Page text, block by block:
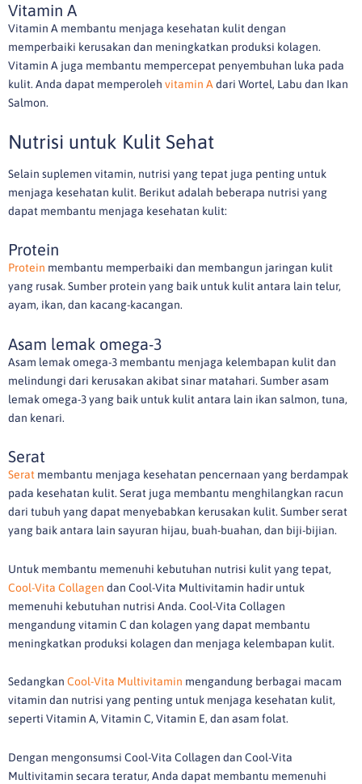
Vitamin A
Vitamin A membantu menjaga kesehatan kulit dengan
memperbaiki kerusakan dan meningkatkan produksi kolagen.
Vitamin A juga membantu mempercepat penyembuhan luka pada
kulit. Anda dapat memperoleh vitamin Adari Wortel, Labu dan Ikan
Salmon.
Nutrisi untuk Kulit Sehat
Selain suplemen vitamin, nutrisi yang tepat juga penting untuk
menjaga kesehatan kulit. Berikut adalah beberapa nutrisi yang
dapat membantu menjaga kesehatan kulit:
Protein
Protein membantu memperbaiki dan membangun jaringan kulit
yang rusak. Sumber protein yang baik untuk kulit antara lain telur,
ayam, ikan, dan kacang-kacangan.
Asam lemak omega-3
Asam lemak omega-3 membantu menjaga kelembapan kulit dan
melindungi dari kerusakan akibat sinar matahari. Sumber asam
lemak omega-3 yang baik untuk kulit antara lain ikan salmon, tuna,
dan kenari.
Serat
Serat membantu menjaga kesehatan pencernaan yang berdampak
pada kesehatan kulit. Serat juga membantu menghilangkan racun
dari tubuh yang dapat menyebabkan kerusakan kulit. Sumber serat
yang baik antara lain sayuran hijau, buah-buahan, dan biji-bijian.
Untuk membantu memenuhi kebutuhan nutrisi kulit yang tepat,
Cool-Vita Collagen dan Cool-Vita Multivitamin hadir untuk
memenuhi kebutuhan nutrisi Anda. Cool-Vita Collagen
mengandung vitamin C dan kolagen yang dapat membantu
meningkatkan produksi kolagen dan menjaga kelembapan kulit.
Sedangkan Cool-Vita Multivitamin mengandung berbagai macam
vitamin dan nutrisi yang penting untuk menjaga kesehatan kulit,
seperti Vitamin A, Vitamin C, Vitamin E, dan asam folat.
Dengan mengonsumsi Cool-Vita Collagen dan Cool-Vita
Multivitamin secara teratur, Anda dapat membantu memenuhi